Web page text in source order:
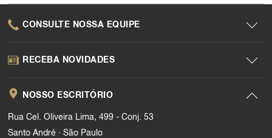
CONSULTE NOSSA EQUIPE
RECEBA NOVIDADES
NOSSO ESCRITÓRIO
Rua Cel. Oliveira Lima, 499 - Conj. 53
Santo André
São Paulo